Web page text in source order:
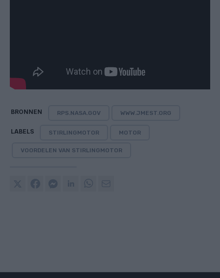
BRONNEN RPS.NASA.GOV WWW.JMEST.ORG
LABELS STIRLINGMOTOR MOTOR
VOORDELEN VAN STIRLINGMOTOR